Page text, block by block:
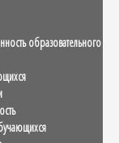
образовательного